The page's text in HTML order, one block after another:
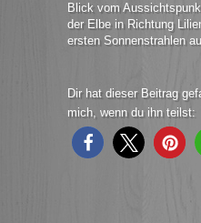
Blick vom
der Elbe in Richtung
ersten Sonnenstrahlen
Dir hat dieser Beitrag
mich, wenn du ihn teilst: